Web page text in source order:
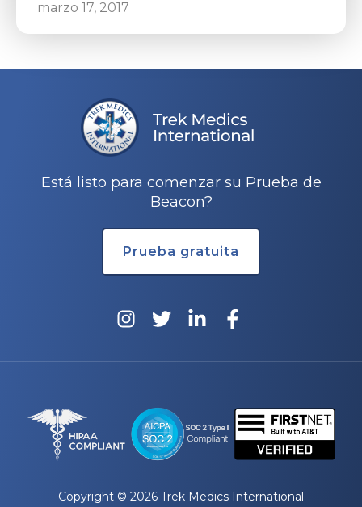
marzo 17, 2017
Está listo para comenzar su Prueba de
Beacon?
Prueba gratuita
Copyright © 2026 Trek Medics International